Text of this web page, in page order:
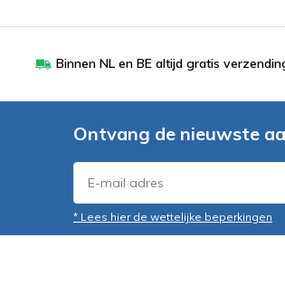
Binnen NL en BE altijd gratis
Ontvang de nieuwste
* Lees hier de wettelijke beperkingen